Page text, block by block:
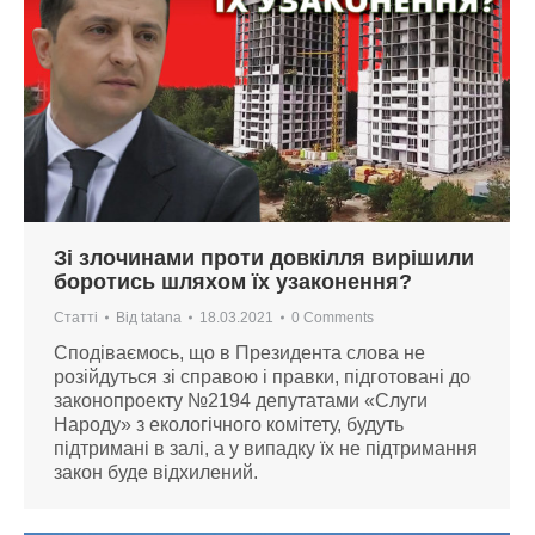
Зі злочинами проти довкілля вирішили
боротись шляхом їх узаконення?
Статті Від tatana 18.03.2021 0 Comments
Сподіваємось, що в Президента слова не
розійдуться зі справою і правки, підготовані до
законопроекту №2194 депутатами «Слуги
Народу» з екологічного комітету, будуть
підтримані в залі, а у випадку їх не підтримання
закон буде відхилений.